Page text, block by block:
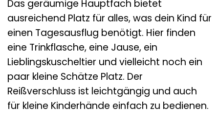
Das geräumige Hauptfach bietet
ausreichend Platz für alles, was dein Kind für
einen Tagesausflug benötigt. Hier finden
eine Trinkflasche, eine Jause, ein
Lieblingskuscheltier und vielleicht noch ein
paar kleine Schätze Platz. Der
Reißverschluss ist leichtgängig und auch
für kleine Kinderhände einfach zu bedienen.